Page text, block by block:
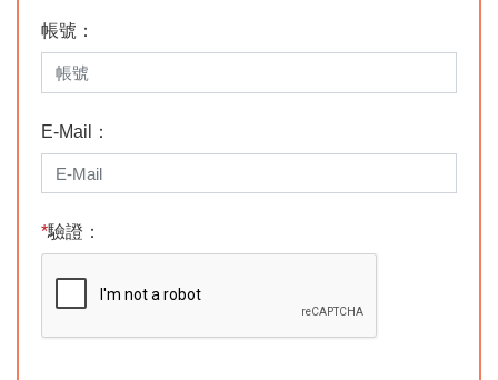
帳號：
E-Mail：
*驗證：